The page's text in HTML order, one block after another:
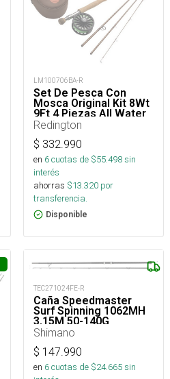
LM100706BA-R
Set De Pesca Con
Mosca Original Kit 8Wt
9Ft 4 Piezas All Water
Redington
$ 332.990
en 6cuotas de $55.498sin
interés
ahorras $13.320 por
transferencia.
Disponible
TEC271024FE-R
Caña Speedmaster
Surf Spinning 1062MH
3,15M 50-140G
Shimano
$ 147.990
en 6cuotas de $24.665sin